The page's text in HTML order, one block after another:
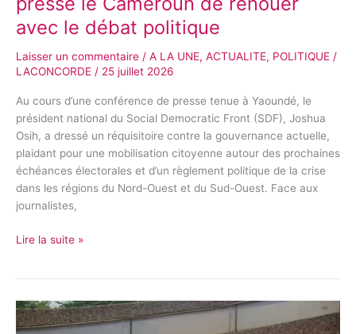
avec le débat politique
Laisser un commentaire / A LA UNE, ACTUALITE, POLITIQUE /
LACONCORDE / 25 juillet 2026
Au cours d’une conférence de presse tenue à Yaoundé, le
président national du Social Democratic Front (SDF), Joshua
Osih, a dressé un réquisitoire contre la gouvernance actuelle,
plaidant pour une mobilisation citoyenne autour des prochaines
échéances électorales et d’un règlement politique de la crise
dans les régions du Nord-Ouest et du Sud-Ouest. Face aux
journalistes,
Lire la suite »
À
Yaoundé,